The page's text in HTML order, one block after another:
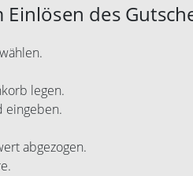
des
legen.
eingeben.
abgezogen.